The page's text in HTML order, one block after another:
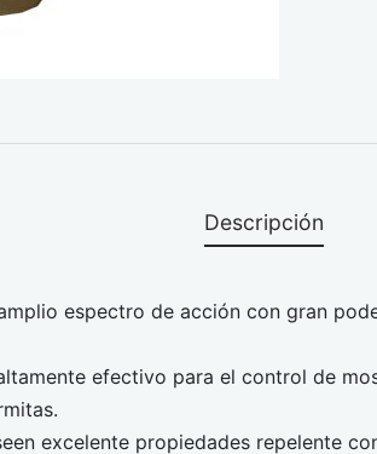
Descripción
espectro de acción con gran
efectivo para el control de
excelente propiedades repelente